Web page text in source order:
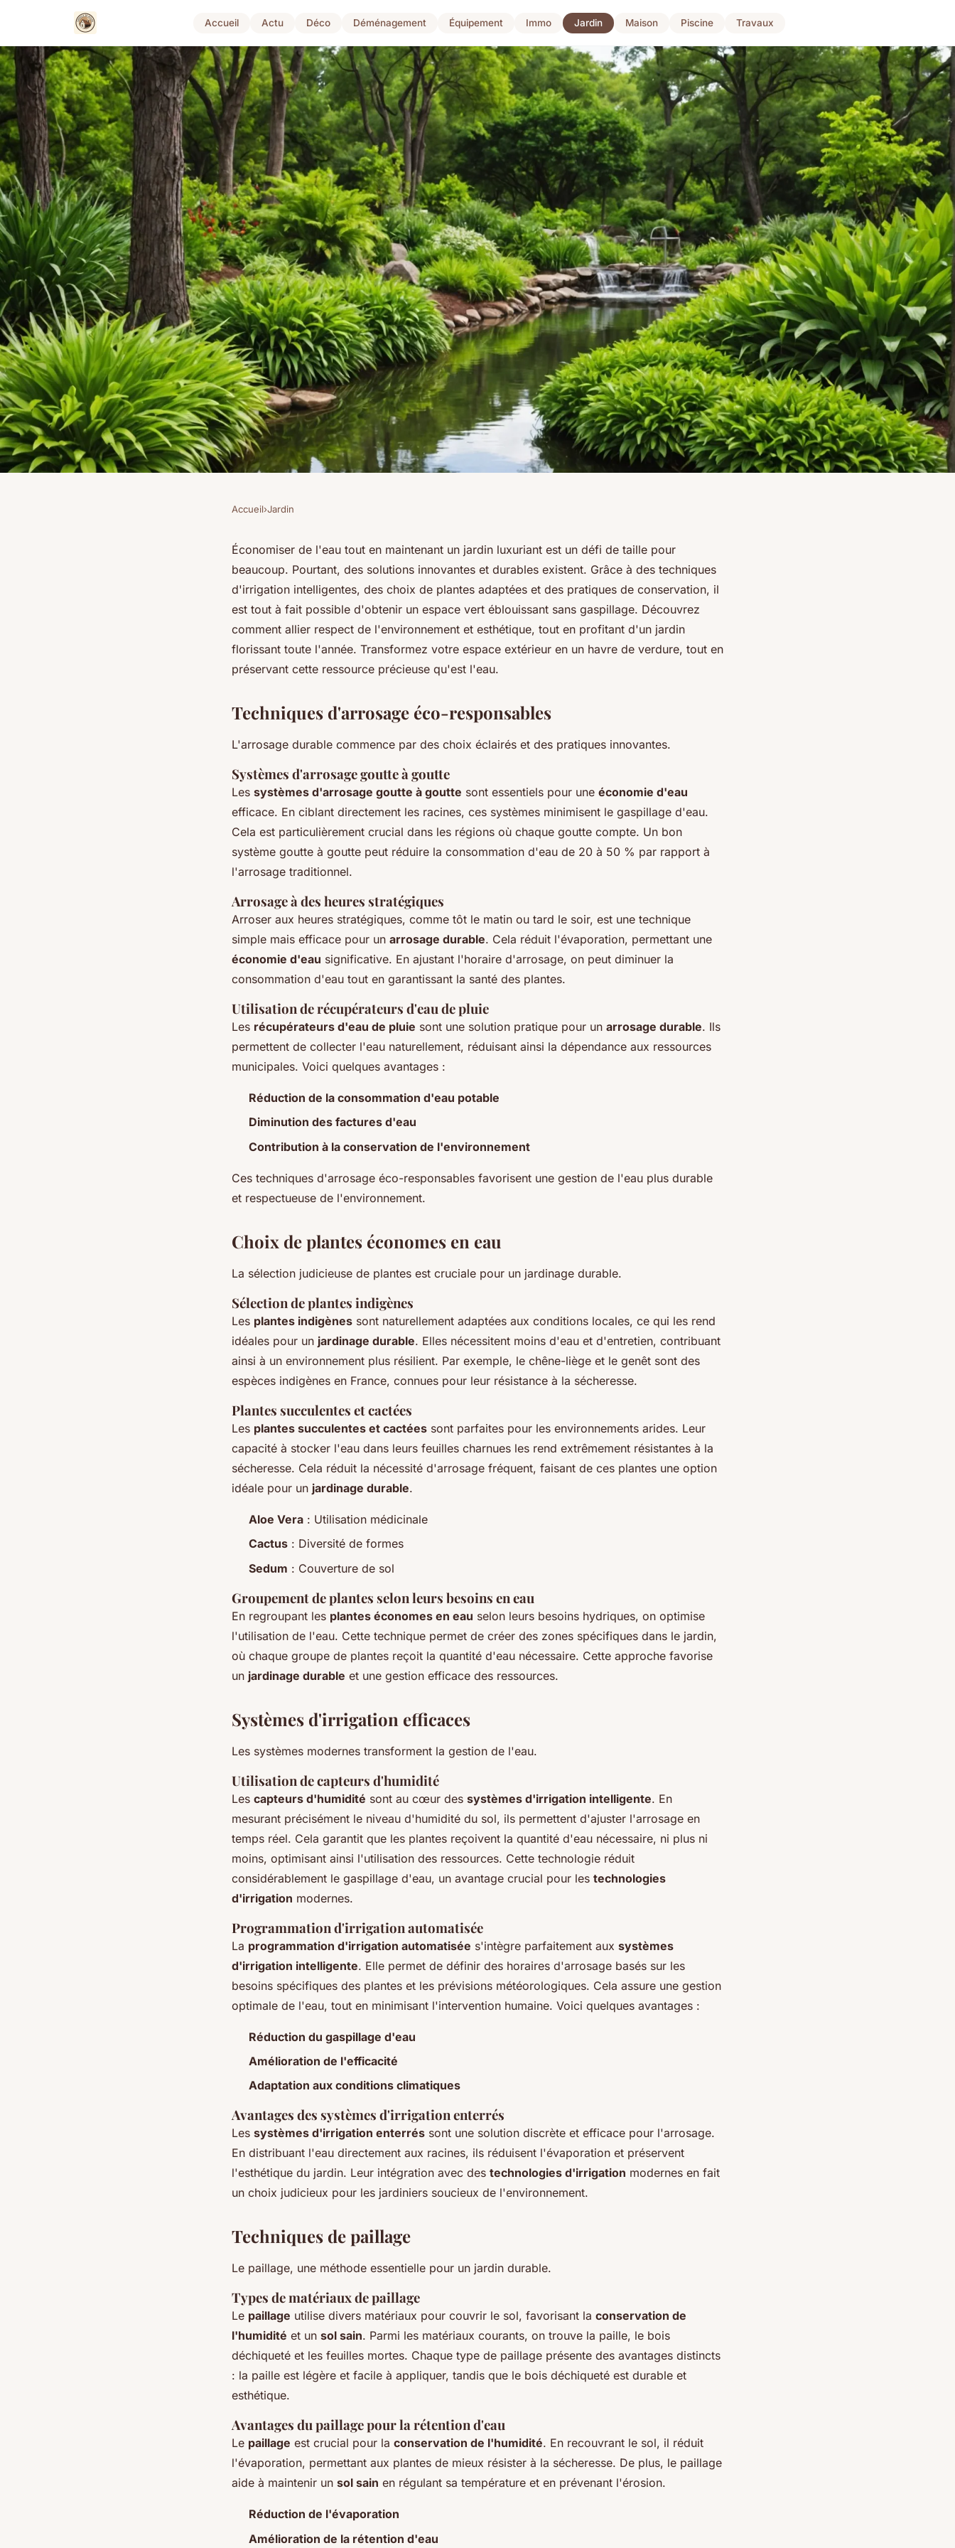
Accueil Actu Déco Déménagement Équipement Immo Jardin Maison Piscine Travaux
Économiser de l'eau tout en gardant
un espace vert luxuriant
8 min de lecture
Accueil›Jardin
Économiser de l'eau tout en maintenant un jardin luxuriant est un défi de taille pour
beaucoup. Pourtant, des solutions innovantes et durables existent. Grâce à des techniques
d'irrigation intelligentes, des choix de plantes adaptées et des pratiques de conservation, il
est tout à fait possible d'obtenir un espace vert éblouissant sans gaspillage. Découvrez
comment allier respect de l'environnement et esthétique, tout en profitant d'un jardin
florissant toute l'année. Transformez votre espace extérieur en un havre de verdure, tout en
préservant cette ressource précieuse qu'est l'eau.
Techniques d'arrosage éco-responsables
L'arrosage durable commence par des choix éclairés et des pratiques innovantes.
Systèmes d'arrosage goutte à goutte
Les systèmes d'arrosage goutte à goutte sont essentiels pour une économie d'eau
efficace. En ciblant directement les racines, ces systèmes minimisent le gaspillage d'eau.
Cela est particulièrement crucial dans les régions où chaque goutte compte. Un bon
système goutte à goutte peut réduire la consommation d'eau de 20 à 50 % par rapport à
l'arrosage traditionnel.
Arrosage à des heures stratégiques
Arroser aux heures stratégiques, comme tôt le matin ou tard le soir, est une technique
simple mais efficace pour un arrosage durable. Cela réduit l'évaporation, permettant une
économie d'eau significative. En ajustant l'horaire d'arrosage, on peut diminuer la
consommation d'eau tout en garantissant la santé des plantes.
Utilisation de récupérateurs d'eau de pluie
Les récupérateurs d'eau de pluie sont une solution pratique pour un arrosage durable. Ils
permettent de collecter l'eau naturellement, réduisant ainsi la dépendance aux ressources
municipales. Voici quelques avantages :
Réduction de la consommation d'eau potable
Diminution des factures d'eau
Contribution à la conservation de l'environnement
Ces techniques d'arrosage éco-responsables favorisent une gestion de l'eau plus durable
et respectueuse de l'environnement.
Choix de plantes économes en eau
La sélection judicieuse de plantes est cruciale pour un jardinage durable.
Sélection de plantes indigènes
Les plantes indigènes sont naturellement adaptées aux conditions locales, ce qui les rend
idéales pour un jardinage durable. Elles nécessitent moins d'eau et d'entretien, contribuant
ainsi à un environnement plus résilient. Par exemple, le chêne-liège et le genêt sont des
espèces indigènes en France, connues pour leur résistance à la sécheresse.
Plantes succulentes et cactées
Les plantes succulentes et cactées sont parfaites pour les environnements arides. Leur
capacité à stocker l'eau dans leurs feuilles charnues les rend extrêmement résistantes à la
sécheresse. Cela réduit la nécessité d'arrosage fréquent, faisant de ces plantes une option
idéale pour un jardinage durable.
Aloe Vera : Utilisation médicinale
Cactus : Diversité de formes
Sedum : Couverture de sol
Groupement de plantes selon leurs besoins en eau
En regroupant les plantes économes en eau selon leurs besoins hydriques, on optimise
l'utilisation de l'eau. Cette technique permet de créer des zones spécifiques dans le jardin,
où chaque groupe de plantes reçoit la quantité d'eau nécessaire. Cette approche favorise
un jardinage durable et une gestion efficace des ressources.
Systèmes d'irrigation efficaces
Les systèmes modernes transforment la gestion de l'eau.
Utilisation de capteurs d'humidité
Les capteurs d'humidité sont au cœur des systèmes d'irrigation intelligente. En
mesurant précisément le niveau d'humidité du sol, ils permettent d'ajuster l'arrosage en
temps réel. Cela garantit que les plantes reçoivent la quantité d'eau nécessaire, ni plus ni
moins, optimisant ainsi l'utilisation des ressources. Cette technologie réduit
considérablement le gaspillage d'eau, un avantage crucial pour les technologies
d'irrigation modernes.
Programmation d'irrigation automatisée
La programmation d'irrigation automatisée s'intègre parfaitement aux systèmes
d'irrigation intelligente. Elle permet de définir des horaires d'arrosage basés sur les
besoins spécifiques des plantes et les prévisions météorologiques. Cela assure une gestion
optimale de l'eau, tout en minimisant l'intervention humaine. Voici quelques avantages :
Réduction du gaspillage d'eau
Amélioration de l'efficacité
Adaptation aux conditions climatiques
Avantages des systèmes d'irrigation enterrés
Les systèmes d'irrigation enterrés sont une solution discrète et efficace pour l'arrosage.
En distribuant l'eau directement aux racines, ils réduisent l'évaporation et préservent
l'esthétique du jardin. Leur intégration avec des technologies d'irrigation modernes en fait
un choix judicieux pour les jardiniers soucieux de l'environnement.
Techniques de paillage
Le paillage, une méthode essentielle pour un jardin durable.
Types de matériaux de paillage
Le paillage utilise divers matériaux pour couvrir le sol, favorisant la conservation de
l'humidité et un sol sain. Parmi les matériaux courants, on trouve la paille, le bois
déchiqueté et les feuilles mortes. Chaque type de paillage présente des avantages distincts
: la paille est légère et facile à appliquer, tandis que le bois déchiqueté est durable et
esthétique.
Avantages du paillage pour la rétention d'eau
Le paillage est crucial pour la conservation de l'humidité. En recouvrant le sol, il réduit
l'évaporation, permettant aux plantes de mieux résister à la sécheresse. De plus, le paillage
aide à maintenir un sol sain en régulant sa température et en prévenant l'érosion.
Réduction de l'évaporation
Amélioration de la rétention d'eau